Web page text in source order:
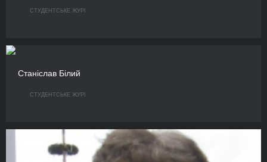
СТУДЕНТСЬКЕ ЖУРІ
Станіслав Білий
СТУДЕНТСЬКЕ ЖУРІ